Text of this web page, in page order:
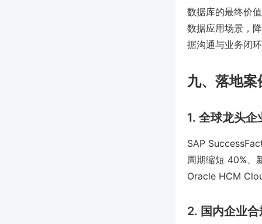
数据库的最终价
数据应用场景，
据沟通与业务闭
九、落地
1. 全球龙头企
SAP
周期缩短 40%、
Oracle HCM
2. 国内企业